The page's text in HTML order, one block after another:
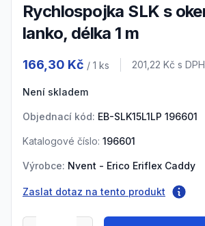
Rychlospojka SLK s okem, 1,5 mm
lanko, délka 1 m
166,30 Kč / 1 ks Cena s DPH
201,22 Kč s DPH
Není skladem
Objednací kód: EB-SLK15L1LP 196601
Katalogové číslo: 196601
Výrobce: Nvent - Erico Eriflex Caddy
Zaslat dotaz na tento produkt